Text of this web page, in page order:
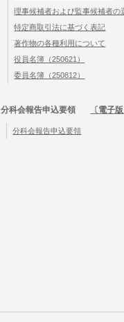
理事候補者および監事候補者の
特定商取引法に基づく表記
著作物の各種利用について
役員名簿（250621）
委員名簿（250812）
分科会報告申込要領
分科会報告申込要領
〔電子